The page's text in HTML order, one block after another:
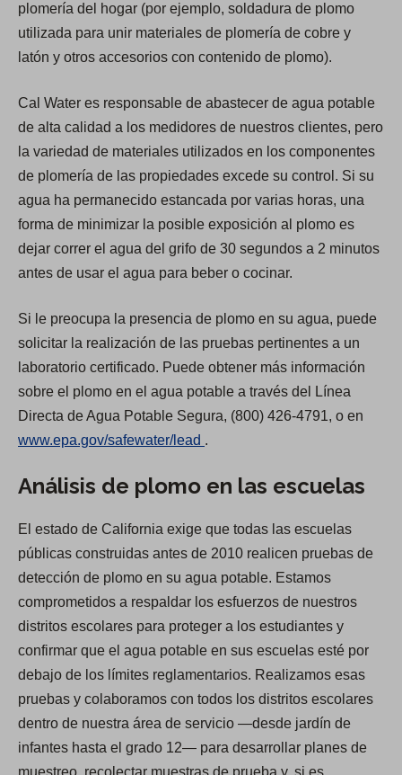
plomería del hogar (por ejemplo, soldadura de plomo
utilizada para unir materiales de plomería de cobre y
latón y otros accesorios con contenido de plomo).
Cal Water es responsable de abastecer de agua potable
de alta calidad a los medidores de nuestros clientes, pero
la variedad de materiales utilizados en los componentes
de plomería de las propiedades excede su control. Si su
agua ha permanecido estancada por varias horas, una
forma de minimizar la posible exposición al plomo es
dejar correr el agua del grifo de 30 segundos a 2 minutos
antes de usar el agua para beber o cocinar.
Si le preocupa la presencia de plomo en su agua, puede
solicitar la realización de las pruebas pertinentes a un
laboratorio certificado. Puede obtener más información
sobre el plomo en el agua potable a través del Línea
Directa de Agua Potable Segura, (800) 426-4791, o en
www.epa.gov/safewater/lead
p
n
s
i
n
a
n
e
w
t
a
.
Análisis de plomo en las escuelas
El estado de California exige que todas las escuelas
públicas construidas antes de 2010 realicen pruebas de
detección de plomo en su agua potable. Estamos
comprometidos a respaldar los esfuerzos de nuestros
distritos escolares para proteger a los estudiantes y
confirmar que el agua potable en sus escuelas esté por
debajo de los límites reglamentarios. Realizamos esas
pruebas y colaboramos con todos los distritos escolares
dentro de nuestra área de servicio —desde jardín de
infantes hasta el grado 12— para desarrollar planes de